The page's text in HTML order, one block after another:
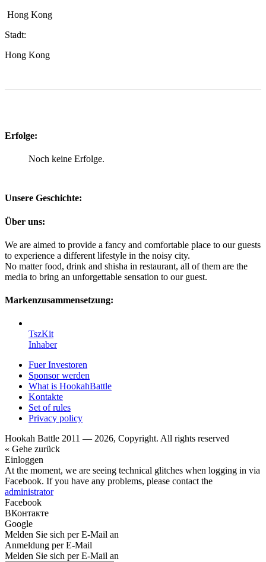
Hong Kong
Stadt:
Hong Kong
Erfolge:
Noch keine Erfolge.
Unsere Geschichte:
Über uns:
We are aimed to provide a fancy and comfortable place to our guests
to experience a different lifestyle in the noisy city.
No matter food, drink and shisha in restaurant, all of them are the
media to bring an unforgettable sensation to our guest.
Markenzusammensetzung:
TszKit
Inhaber
Fuer Investoren
Sponsor werden
What is HookahBattle
Kontakte
Set of rules
Privacy policy
Hookah Battle 2011 — 2026, Copyright. All rights reserved
« Gehe zurück
Einloggen
At the moment, we are seeing technical glitches when logging in via
Facebook. If you have any problems, please contact the
administrator
Facebook
ВКонтакте
Google
Melden Sie sich per E-Mail an
Anmeldung per E-Mail
Melden Sie sich per E-Mail an